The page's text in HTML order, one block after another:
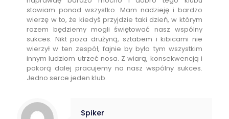
stawiam ponad wszystko. Mam nadzieję i bardzo
wierzę w to, że kiedyś przyjdzie taki dzień, w którym
razem będziemy mogli świętować nasz wspólny
sukces. Nikt poza drużyną, sztabem i kibicami nie
wierzył w ten zespół, fajnie by było tym wszystkim
innym ludziom utrzeć nosa. Z wiarą, konsekwencją i
pokorą dalej pracujemy na nasz wspólny sukces.
Jedno serce jeden klub.
Spiker